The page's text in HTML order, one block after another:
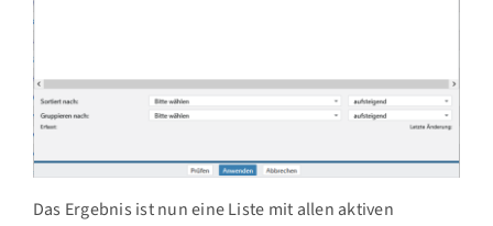
Das Ergebnis ist nun eine Liste mit allen aktiven